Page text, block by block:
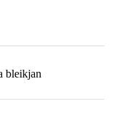
bleikjan